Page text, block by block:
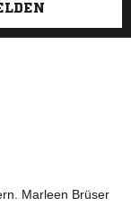
Marleen Brüser